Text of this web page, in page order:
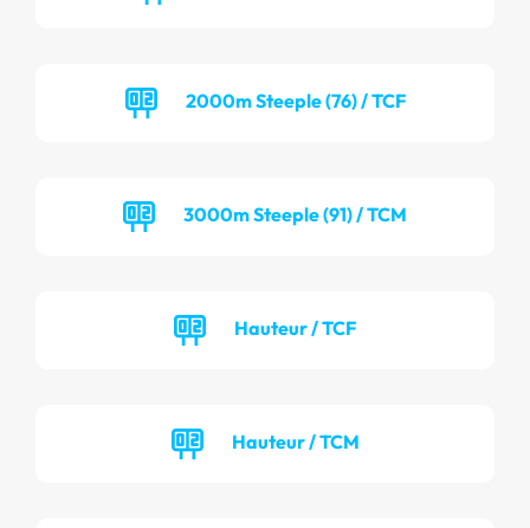
2000m Steeple (76) / TCF
3000m Steeple (91) / TCM
Hauteur / TCF
Hauteur / TCM